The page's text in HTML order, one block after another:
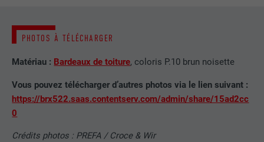
PHOTOS À TÉLÉCHARGER
Matériau : Bardeaux de toiture, coloris P.10 brun noisette
Vous pouvez télécharger d’autres photos via le lien suivant :
https://brx522.saas.contentserv.com/admin/share/15ad2cc
0
Crédits photos : PREFA / Croce & Wir
UTILITÉ
pour générer des données statistiques
site Internet.
NOM _gaexp
FOURNISSEUR ads.linkedin.com
EXPIRATION Session
UTILITÉ
Enregistre la langue choisie par
l'utilisateur pour un site Internet.